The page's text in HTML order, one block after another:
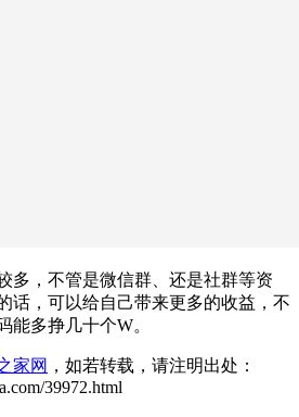
多，不管是微信群、还是社群等资
话，可以给自己带来更多的收益，不
能多挣几十个W。
家网 ，如若转载，请注明出处：
39972.html